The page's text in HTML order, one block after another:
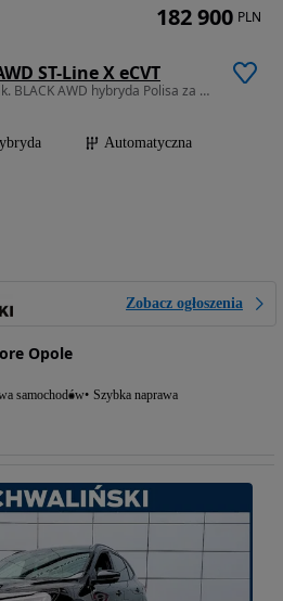
ST-Line X eCVT
2488 cm3 • 190 KM • 2026 Pak. BLACK AWD hybryda Polisa za 1PLN, serwisy w cenie 4 lata/80
Automatyczna
Zobacz ogłoszenia
Opole
samochodów Szybka naprawa
182 900 PLN